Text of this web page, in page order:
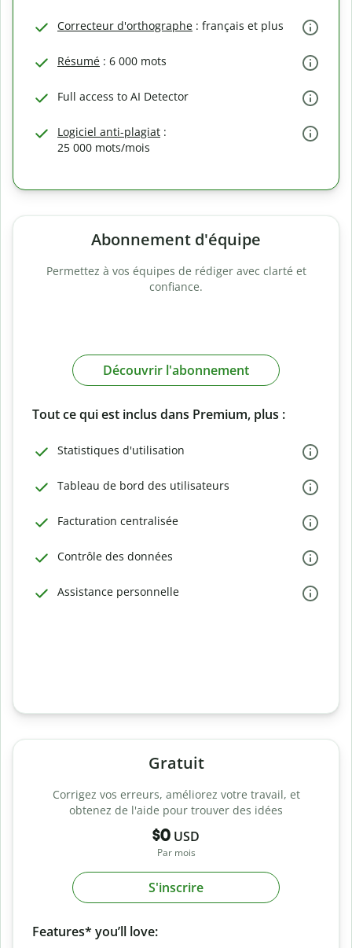
Correcteur d'orthographe : français et plus
Résumé : 6 000 mots
Full access to AI Detector
Logiciel anti-plagiat :
25 000 mots/mois
Abonnement d'équipe
Permettez à vos équipes de rédiger avec clarté et
confiance.
Découvrir l'abonnement
Tout ce qui est inclus dans Premium, plus :
Statistiques d'utilisation
Tableau de bord des utilisateurs
Facturation centralisée
Contrôle des données
Assistance personnelle
Gratuit
Corrigez vos erreurs, améliorez votre travail, et
obtenez de l'aide pour trouver des idées
$0 USD
Par mois
S'inscrire
Features* you’ll love: